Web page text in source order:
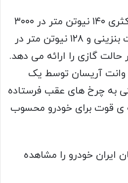
در ضمن گشتاور حداکثری ۱۴۰ نیوتن متر در ۳۰۰۰
دور در دقیقه در حالت بنزینی و ۱۲۸ نیوتن متر در
در حالت گازی را ارائه می دهد.
وانت آریسان توسط یک
دستی به چرخ های عقب فرستاده
قوت برای خودرو محسوب
خودرو را مشاهده